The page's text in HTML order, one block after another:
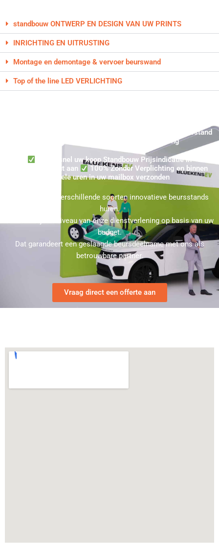
standbouw ONTWERP EN DESIGN VAN UW PRINTS
INRICHTING EN UITRUSTING
Montage en demontage & vervoer beurswand
Top of the line LED VERLICHTING
uren een Prijsindicatie in Noordwijkerhout voor een Beursstand
in uw mailbox ★ 100% Zonder Verplichting
Vraag snel uw koop Standbouw Prijsindicatie in
Noordwijkerhout aan
100% Zonder Verplichting en binnen
enkele uren in uw mailbox verzonden
U kunt bij ons verschillende soorten innovatieve beursstands
huren.
Kies hierbij het niveau van onze dienstverlening op basis van uw
budget.
Dat garandeert een geslaagde beursdeelname met ons als
betrouwbare partner.
Vraag direct een offerte aan